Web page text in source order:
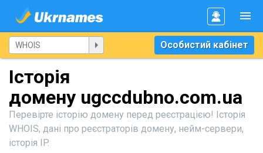
Особистий кабінет
Історія
домену ugccdubno.com.ua
Перевірте історію домену перед реєстрацією! Історія
WHOIS, дані про реєстраторів домену, нейм-сервери,
історія IP.